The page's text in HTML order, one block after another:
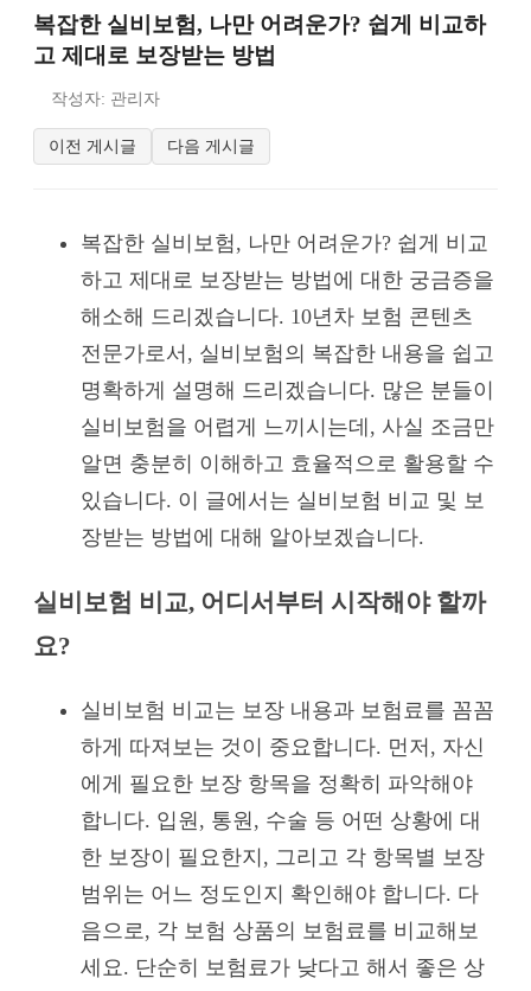
복잡한 실비보험, 나만 어려운가? 쉽게 비교하
고 제대로 보장받는 방법
작성자: 관리자
이전 게시글 다음 게시글
복잡한 실비보험, 나만 어려운가? 쉽게 비교
하고 제대로 보장받는 방법에 대한 궁금증을
해소해 드리겠습니다. 10년차 보험 콘텐츠
전문가로서, 실비보험의 복잡한 내용을 쉽고
명확하게 설명해 드리겠습니다. 많은 분들이
실비보험을 어렵게 느끼시는데, 사실 조금만
알면 충분히 이해하고 효율적으로 활용할 수
있습니다. 이 글에서는 실비보험 비교 및 보
장받는 방법에 대해 알아보겠습니다.
실비보험 비교, 어디서부터 시작해야 할까
요?
실비보험 비교는 보장 내용과 보험료를 꼼꼼
하게 따져보는 것이 중요합니다. 먼저, 자신
에게 필요한 보장 항목을 정확히 파악해야
합니다. 입원, 통원, 수술 등 어떤 상황에 대
한 보장이 필요한지, 그리고 각 항목별 보장
범위는 어느 정도인지 확인해야 합니다. 다
음으로, 각 보험 상품의 보험료를 비교해보
세요. 단순히 보험료가 낮다고 해서 좋은 상